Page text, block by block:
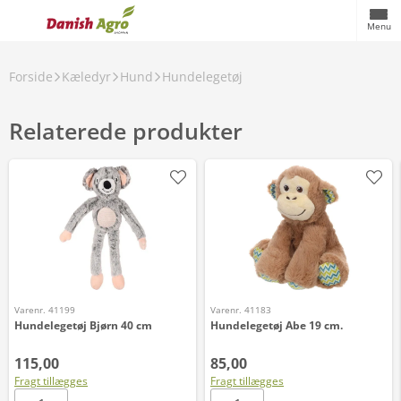
Menu
Forside Kæledyr Hund Hundelegetøj
Relaterede produkter
Varenr. 41199
Hundelegetøj Bjørn 40 cm
115,00
Fragt tillægges
Varenr. 41183
Hundelegetøj Abe 19 cm.
85,00
Fragt tillægges